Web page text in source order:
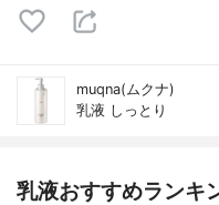
muqna(ムクナ)
乳液 しっとり
乳液おすすめランキ